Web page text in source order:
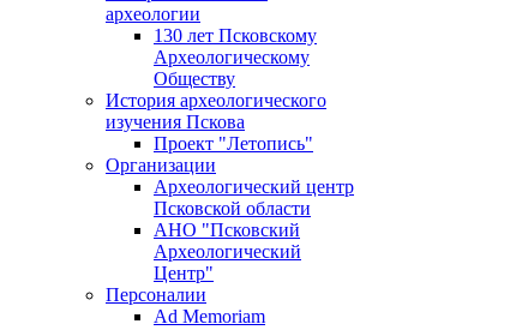
археологии
130 лет Псковскому
Археологическому
Обществу
История археологического
изучения Пскова
Проект "Летопись"
Организации
Археологический центр
Псковской области
АНО "Псковский
Археологический
Центр"
Персоналии
Ad Memoriam